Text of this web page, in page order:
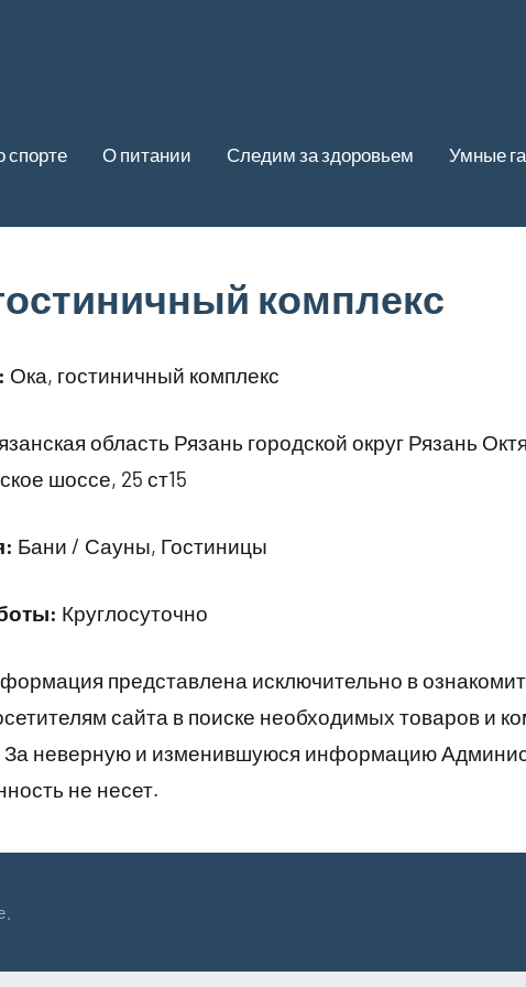
спорте О питании Следим за здоровьем Умные
комплекс
Ока, гостиничный комплекс
область Рязань городской округ Рязань
шоссе, 25 ст15
Бани / Сауны, Гостиницы
Круглосуточно
представлена исключительно в
сайта в поиске необходимых товаров и
За неверную и изменившуюся информацию
не несет.